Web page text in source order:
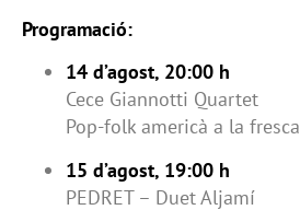
Programació:
14 d’agost, 20:00 h
Cece Giannotti Quartet
Pop-folk americà a la fresca
15 d’agost, 19:00 h
PEDRET – Duet Aljamí